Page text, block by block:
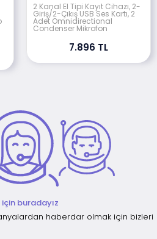
2 Kanal El Tipi Kayıt Cihazı, 2-
Giriş/2-Çıkış USB Ses Kartı, 2
Adet Omnidirectional
Condenser Mikrofon
7.896 TL
için buradayız
haberdar olmak için bizleri